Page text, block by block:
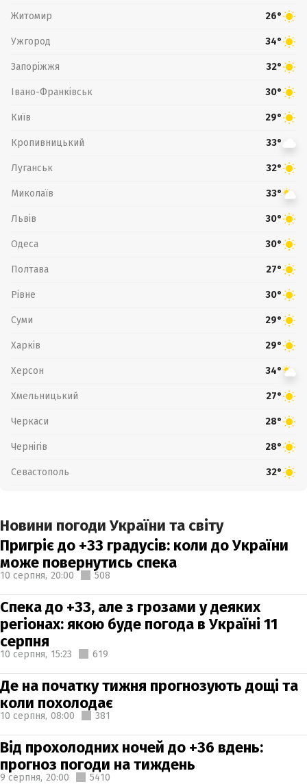
Житомир 26°
Ужгород 34°
Запоріжжя 32°
Івано-Франківськ 30°
Київ 29°
Кропивницький 33°
Луганськ 32°
Миколаїв 33°
Львів 30°
Одеса 30°
Полтава 27°
Рівне 30°
Суми 29°
Харків 29°
Херсон 34°
Хмельницький 27°
Черкаси 28°
Чернігів 28°
Севастополь 32°
Новини погоди України та світу
Пригріє до +33 градусів: коли до України
може повернутись спека
10 серпня, 20:00 508
Спека до +33, але з грозами у деяких
регіонах: якою буде погода в Україні 11
серпня
10 серпня, 15:23 619
Де на початку тижня прогнозують дощі та
коли похолодає
10 серпня, 08:00 381
Від прохолодних ночей до +36 вдень:
прогноз погоди на тиждень
9 серпня, 20:00 5410